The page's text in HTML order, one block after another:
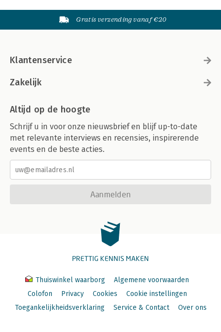
Gratis verzending vanaf €20
Klantenservice
Zakelijk
Altijd op de hoogte
Schrijf u in voor onze nieuwsbrief en blijf up-to-date
met relevante interviews en recensies, inspirerende
events en de beste acties.
Aanmelden
PRETTIG KENNIS MAKEN
Thuiswinkel waarborg
Algemene voorwaarden
Colofon
Privacy Cookies
Cookie instellingen
Toegankelijkheidsverklaring
Service & Contact Over ons